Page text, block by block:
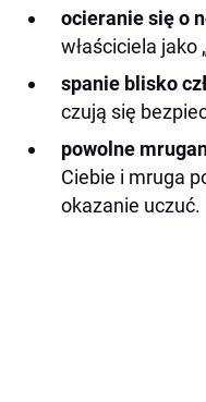
ocieranie się o
właściciela jako
spanie blisko
czują się
powolne
Ciebie i mruga
okazanie uczuć.